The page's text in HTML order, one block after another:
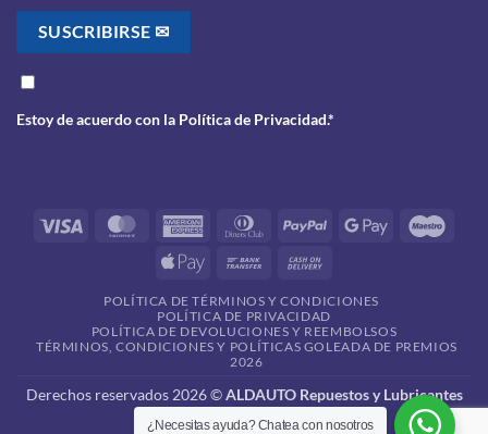
¿Necesitas ayuda? Chatea con nosotros
Estoy de acuerdo con la Política de Privacidad.*
Visa MasterCardAmerican
Dinners PayPal
Google
Apple
Bank
Delivery
POLÍTICA DE TÉRMINOS Y CONDICIONES
POLÍTICA DE PRIVACIDAD
POLÍTICA DE DEVOLUCIONES Y REEMBOLSOS
TÉRMINOS, CONDICIONES Y POLÍTICAS GOLEADA DE PREMIOS
2026
Derechos reservados 2026 ©ALDAUTO Repuestos y Lubricantes